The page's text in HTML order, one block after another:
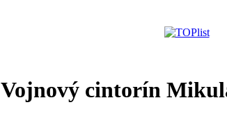
Vojnový cintorín